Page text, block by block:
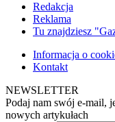
Redakcja
Reklama
Tu znajdziesz
Informacja o
Kontakt
NEWSLETTER
Podaj nam swój e-mail,
nowych artykułach